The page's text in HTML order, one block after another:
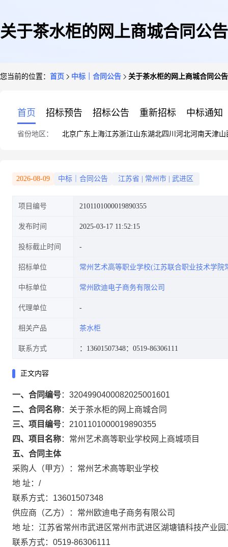
关于茶水柜的网上商城合同公告
您当前的位置： 首页 中标｜合同公告 关于茶水柜的网上商城合同公告
首页 招标预告 招标公告 重新招标 中标通知
省份地区： 北京广东 上海江苏浙江山东湖北四川 河北河南天津山
2026-08-09 中标｜合同公告 江苏省 常州市 武进区
项目编号 2101101000019890355
发布时间 2025-03-17 11:52:15
投标截止时间
招标单位 常州艺术高等职业学校(江苏联合职业技术学院
中标单位 常州欧迪电子商务有限公司
代理单位
相关产品 茶水柜
联系方式 ：13601507348：0519-86306111
正文内容
一、合同编号： 3204990400082025001601
二、合同名称： 关于茶水柜的网上商城合同
三、项目编号： 2101101000019890355
四、项目名称： 常州艺术高等职业学校网上商城项目
五、合同主体
采购人（甲方）： 常州艺术高等职业学校
地 址： /
联系方式： 13601507348
供应商（乙方）： 常州欧迪电子商务有限公司
地 址： 江苏省常州市武进区常州市武进区湖塘镇科技产业
联系方式： 0519-86306111